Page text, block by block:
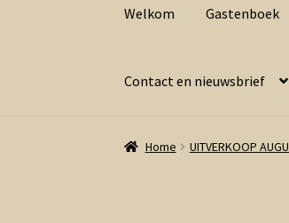
door
naar
Welkom Gastenboek
Contact en nieuwsbrief
Home UITVERKOOP